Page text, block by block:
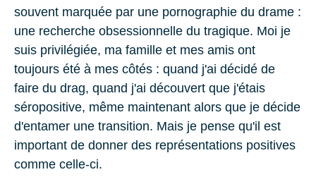
souvent marquée par une pornographie du drame :
une recherche obsessionnelle du tragique. Moi je
suis privilégiée, ma famille et mes amis ont
toujours été à mes côtés : quand j'ai décidé de
faire du drag, quand j'ai découvert que j'étais
séropositive, même maintenant alors que je décide
d'entamer une transition. Mais je pense qu'il est
important de donner des représentations positives
comme celle-ci.